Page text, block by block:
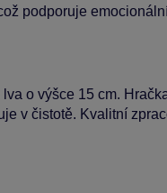
podporuje
o výšce 15 cm.
v čistotě. Kvalitní